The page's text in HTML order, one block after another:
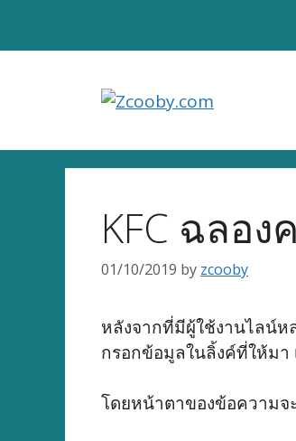
KFC ฉลอ
01/10/2019 by zcooby
หลังจากที่มีผู้ใช้งานไลน์ห
กรอกข้อมูลในลิ้งค์ที่ให้มา
โดยหน้าตาของข้อความจ